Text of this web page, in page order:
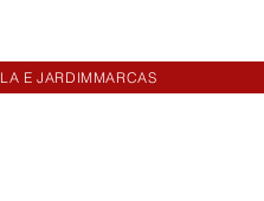
E JARDIMMARCAS